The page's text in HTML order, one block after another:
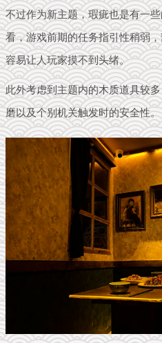
不过作为新主题，瑕疵也是有一
看，游戏前期的任务指引性稍弱
容易让人玩家摸不到头绪。
此外考虑到主题内的木质道具较
磨以及个别机关触发时的安全性。